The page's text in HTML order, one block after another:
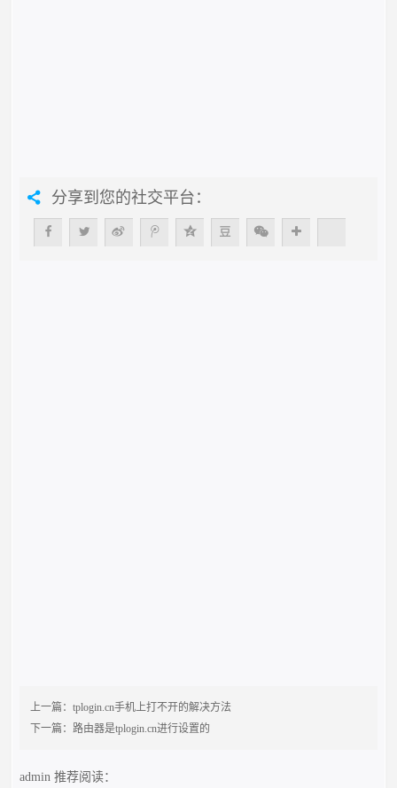
分享到您的社交平台：
上一篇：tplogin.cn手机上打不开的解决方法
下一篇：路由器是tplogin.cn进行设置的
admin推荐阅读：